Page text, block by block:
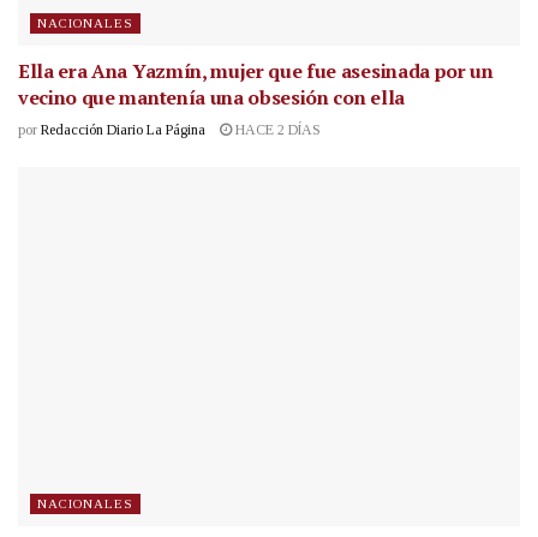
NACIONALES
Ella era Ana Yazmín, mujer que fue asesinada por un
vecino que mantenía una obsesión con ella
por Redacción Diario La Página HACE 2 DÍAS
NACIONALES